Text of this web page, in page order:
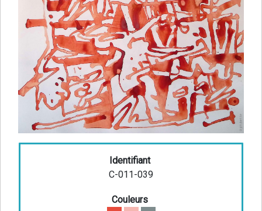
Identifiant
C-011-039
Couleurs